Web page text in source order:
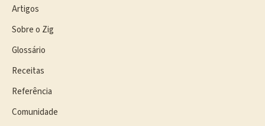
Artigos
Sobre o Zig
Glossário
Receitas
Referência
Comunidade